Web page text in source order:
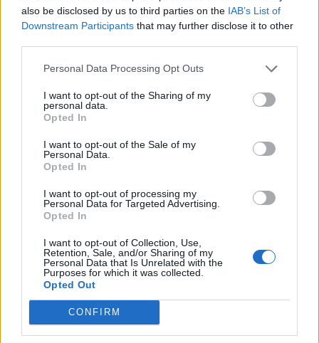
also be disclosed by us to third parties on the IAB’s List of
Downstream Participants that may further disclose it to other
Personal Data Processing Opt Outs
I want to opt-out of the Sharing of my
personal data.
Opted In
I want to opt-out of the Sale of my
Personal Data.
Opted In
I want to opt-out of processing my
Personal Data for Targeted Advertising.
Opted In
I want to opt-out of Collection, Use,
Retention, Sale, and/or Sharing of my
Personal Data that Is Unrelated with the
Purposes for which it was collected.
Opted Out
CONFIRM
Di REDAZIONE
Da Hublot il primo Tourbillon in
ceramica